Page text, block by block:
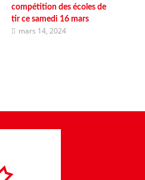
compétition des écoles de
tir ce samedi 16 mars
mars 14, 2024